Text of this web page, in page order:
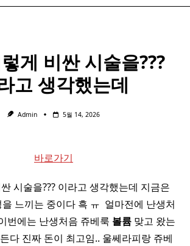
게 비싼 시술을???
고 생각했는데
Admin 5월 14, 2026
바로가기
시술을??? 이라고 생각했는데 지금은
느끼는 중이다 흑 ㅠ ​ 얼마전에 난생처
번에는 난생처음 쥬베룩 볼륨 맞고 왔는
다 진짜 돈이 최고임.. 울쎄라피랑 쥬베